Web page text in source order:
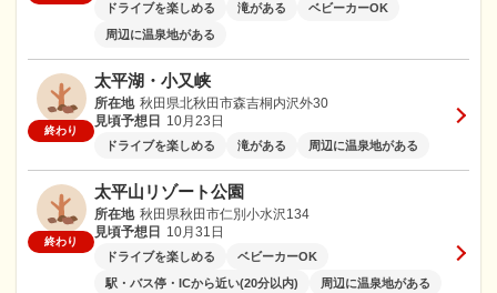
ドライブを楽しめる 滝がある
ベビーカーOK
周辺に温泉地がある
終わり
太平湖・小又峡
所在地 秋田県北秋田市森吉桐内沢外30
見頃予想日
10月23日
ドライブを楽しめる 滝がある 周辺に温泉地がある
終わり
太平山リゾート公園
所在地 秋田県秋田市仁別小水沢134
見頃予想日
10月31日
ドライブを楽しめる
ベビーカーOK
駅・バス停・ICから近い(20分以内)
周辺に温泉地がある